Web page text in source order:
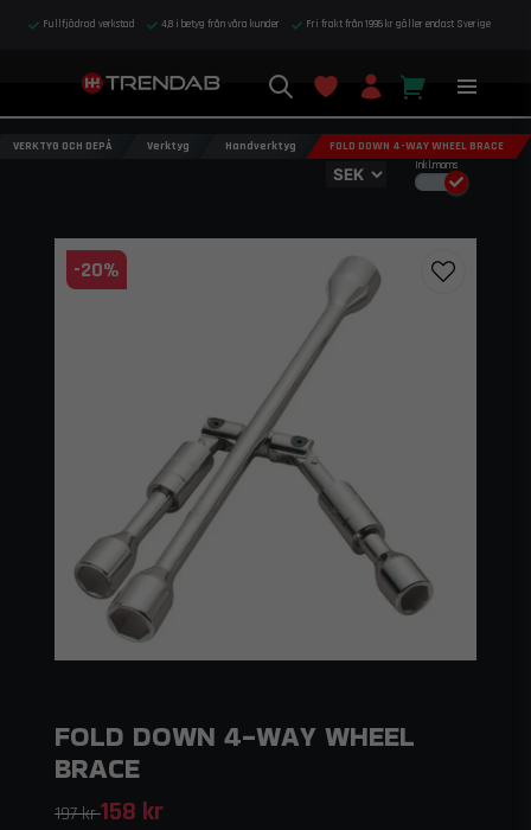
Fullfjädrad verkstad 4,8 i betyg från våra kunder Fri frakt från 1995 kr gäller endast Sverige
Inkl.moms
VERKTYG OCH DEPÅ Verktyg Handverktyg FOLD DOWN 4-WAY WHEEL BRACE
-20%
FOLD DOWN 4-WAY WHEEL
BRACE
197 kr158 kr